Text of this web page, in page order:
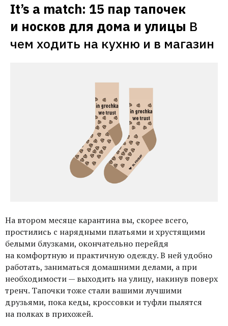
It’s a match: 15 пар тапочек
и носков для дома и улицы В
чем ходить на кухню и в магазин
На втором месяце карантина вы, скорее всего,
простились с нарядными платьями и хрустящими
белыми блузками, окончательно перейдя
на комфортную и практичную одежду. В ней удобно
работать, заниматься домашними делами, а при
необходимости — выходить на улицу, накинув поверх
тренч. Тапочки тоже стали вашими лучшими
друзьями, пока кеды, кроссовки и туфли пылятся
на полках в прихожей.